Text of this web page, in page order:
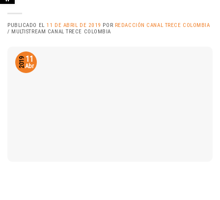
PUBLICADO EL 11 DE ABRIL DE 2019 POR REDACCIÓN CANAL TRECE COLOMBIA
/ MULTISTREAM CANAL TRECE COLOMBIA
11
Abr
2019